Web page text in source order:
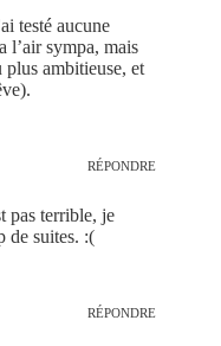
testé aucune
l’air sympa, mais
plus ambitieuse, et
RÉPONDRE
pas terrible, je
de suites. :(
RÉPONDRE